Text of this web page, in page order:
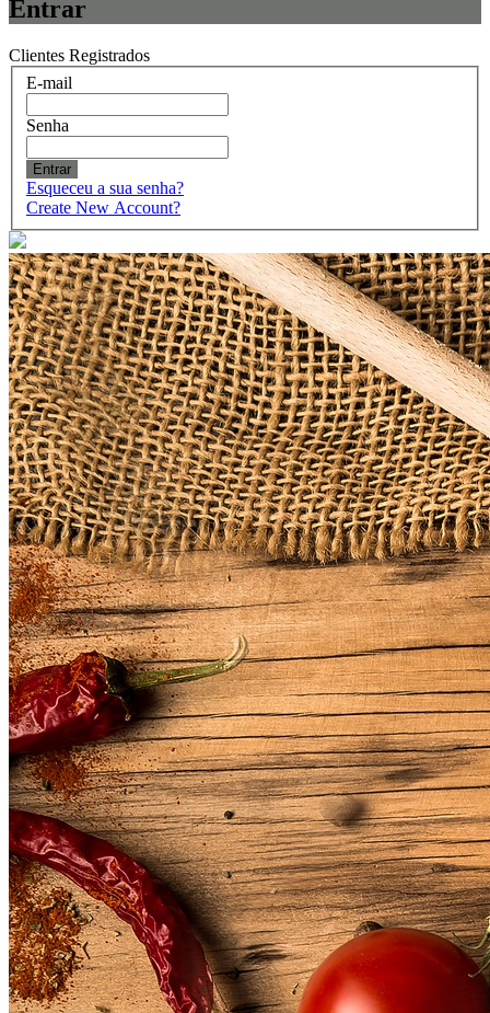
Entrar
Clientes Registrados
E-mail
Senha
Entrar
Esqueceu a sua senha?
Create New Account?